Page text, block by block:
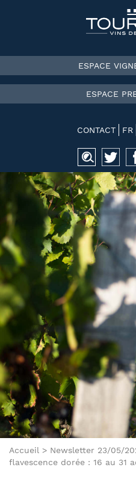
ESPACE
ESPACE
CONTACT FR
Recherche
pour :
Accueil > Newsletter 23/05/
flavescence dorée : 16 au 31